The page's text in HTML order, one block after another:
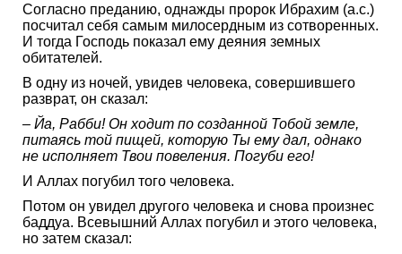
Согласно преданию, однажды пророк Ибрахим (а.с.)
посчитал себя самым милосердным из сотворенных.
И тогда Господь показал ему деяния земных
обитателей.
В одну из ночей, увидев человека, совершившего
разврат, он сказал:
– Йа, Рабби! Он ходит по созданной Тобой земле,
питаясь той пищей, которую Ты ему дал, однако
не исполняет Твои повеления. Погуби его!
И Аллах погубил того человека.
Потом он увидел другого человека и снова произнес
баддуа. Всевышний Аллах погубил и этого человека,
но затем сказал: